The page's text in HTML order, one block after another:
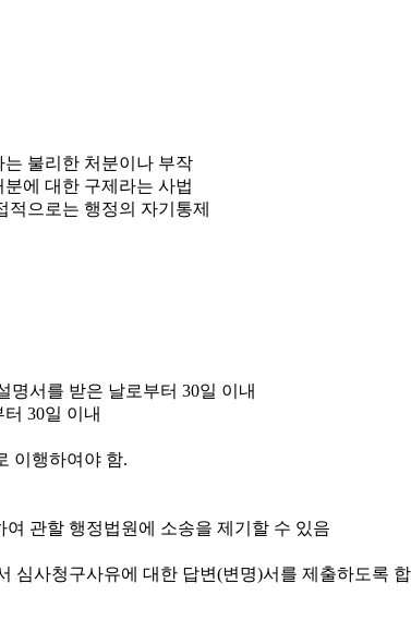
불리한 처분이나 부작
에 대한 구제라는 사법
으로는 행정의 자기통제
명서를 받은 날로부터 30일 이내
30일 이내
이행하여야 함.
관할 행정법원에 소송을 제기할 수 있음
심사청구사유에 대한 답변(변명)서를 제출하도록